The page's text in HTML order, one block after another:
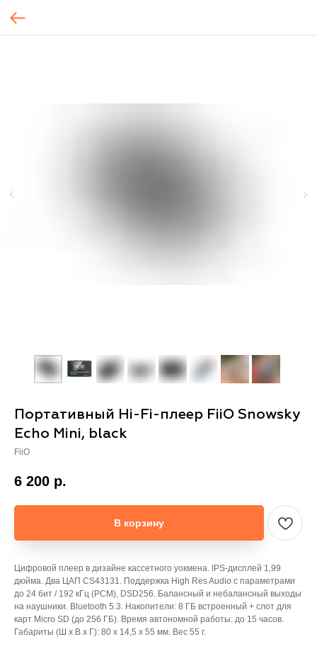
Портативный Hi-Fi-плеер FiiO Snowsky
Echo Mini, black
FiiO
6 200 р.
В корзину
Цифровой плеер в дизайне кассетного уокмена. IPS-дисплей 1,99
дюйма. Два ЦАП CS43131. Поддержка High Res Audio с параметрами
до 24 бит / 192 кГц (PCM), DSD256. Балансный и небалансный выходы
на наушники. Bluetooth 5.3. Накопители: 8 ГБ встроенный + слот для
карт Micro SD (до 256 ГБ). Время автономной работы: до 15 часов.
Габариты (Ш х В х Г): 80 x 14,5 x 55 мм. Вес 55 г.